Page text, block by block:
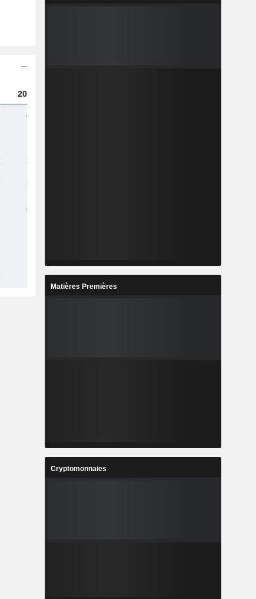
2023
404 M
307 M
129 M
299 M
- - -
Matières Premières
Cryptomonnaies